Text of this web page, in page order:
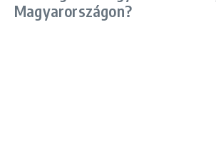
Magyarországon?